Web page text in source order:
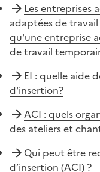
Les entreprises
adaptées de
qu'une entreprise
de travail
EI : quelle aide
d'insertion?
ACI : quels
des ateliers et
Qui peut être
d’insertion (ACI) ?